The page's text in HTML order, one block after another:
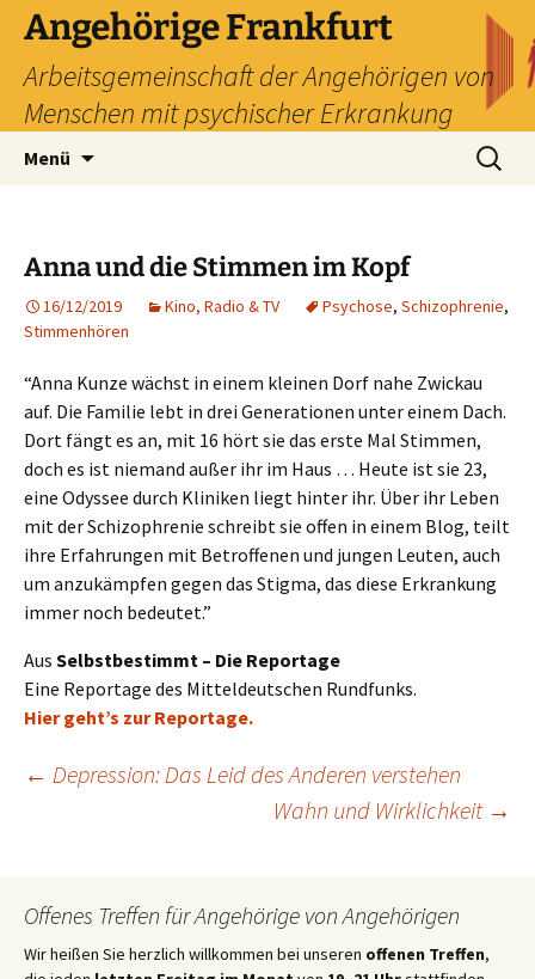
Zum
Inhalt
springen
Angehörige Frankfurt
Arbeitsgemeinschaft der Angehörigen von
Menschen mit psychischer Erkrankung
Menü
Suchen
nach:
Anna und die Stimmen im Kopf
16/12/2019 Kino, Radio & TV Psychose, Schizophrenie,
Stimmenhören
“Anna Kunze wächst in einem kleinen Dorf nahe Zwickau
auf. Die Familie lebt in drei Generationen unter einem Dach.
Dort fängt es an, mit 16 hört sie das erste Mal Stimmen,
doch es ist niemand außer ihr im Haus … Heute ist sie 23,
eine Odyssee durch Kliniken liegt hinter ihr. Über ihr Leben
mit der Schizophrenie schreibt sie offen in einem Blog, teilt
ihre Erfahrungen mit Betroffenen und jungen Leuten, auch
um anzukämpfen gegen das Stigma, das diese Erkrankung
immer noch bedeutet.”
Aus Selbstbestimmt – Die Reportage
Eine Reportage des Mitteldeutschen Rundfunks.
Hier geht’s zur Reportage.
Beitragsnavigation
← Depression: Das Leid des Anderen verstehen
Wahn und Wirklichkeit →
Offenes Treffen für Angehörige von Angehörigen
Wir heißen Sie herzlich willkommen bei unseren offenen Treffen,